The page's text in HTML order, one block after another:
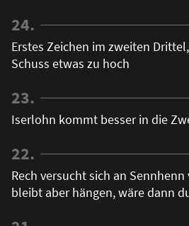
24.
Erstes Zeichen im zweiten
Schuss etwas zu hoch
23.
Iserlohn kommt besser in die
22.
Rech versucht sich an
bleibt aber hängen, wäre dann